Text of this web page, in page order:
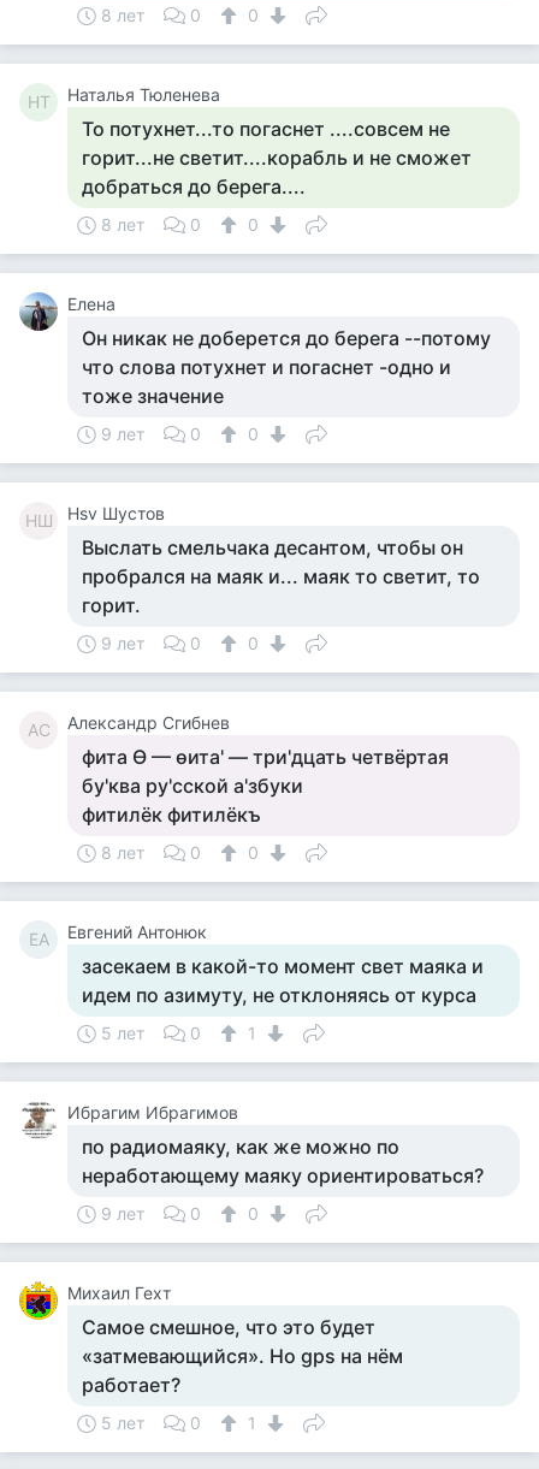
8 лет 0 0
НТ Наталья Тюленева
То потухнет...то погаснет ....совсем не
горит...не светит....корабль и не сможет
добраться до берега....
8 лет 0 0
Елена
Он никак не доберется до берега --потому
что слова потухнет и погаснет -одно и
тоже значение
9 лет 0 0
HШ Hsv Шустов
Выслать смельчака десантом, чтобы он
пробрался на маяк и... маяк то светит, то
горит.
9 лет 0 0
АС Александр Сгибнев
фита Ѳ — ѳита' — три'дцать четвёртая
бу'ква ру'сской а'збуки
фитилёк фитилёкъ
8 лет 0 0
ЕА Евгений Антонюк
засекаем в какой-то момент свет маяка и
идем по азимуту, не отклоняясь от курса
5 лет 0 1
Ибрагим Ибрагимов
по радиомаяку, как же можно по
неработающему маяку ориентироваться?
9 лет 0 0
Михаил Гехт
Самое смешное, что это будет
«затмевающийся». Но gps на нём
работает?
5 лет 0 1